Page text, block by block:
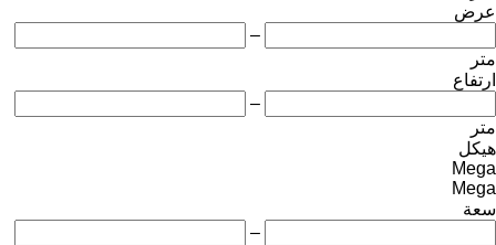
عرض
–
متر
ارتفاع
–
متر
هيكل
Mega
Mega
سعة
–